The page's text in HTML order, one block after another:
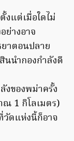
งแต่เมื่อใดไม่
ย่างอาจ
าตอนปลาย
นนำกองกำลังดี
งของพม่าครั้ง
ณ 1 กิโลเมตร)
ดแห่งนี้ก็อาจ